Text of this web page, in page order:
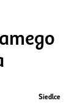
Siedlce